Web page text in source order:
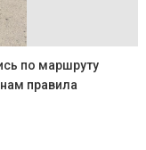
по маршруту
правила